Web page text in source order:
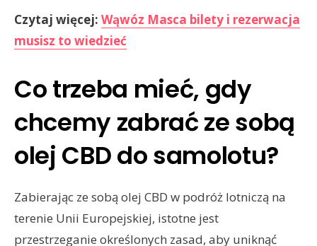
Czytaj więcej: Wąwóz Masca bilety i rezerwacja
musisz to wiedzieć
Co trzeba mieć, gdy
chcemy zabrać ze sobą
olej CBD do samolotu?
Zabierając ze sobą olej CBD w podróż lotniczą na
terenie Unii Europejskiej, istotne jest
przestrzeganie określonych zasad, aby uniknąć